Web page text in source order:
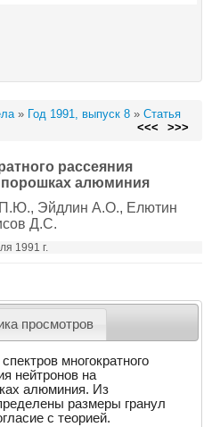
» Год 1991, выпуск 8 » Статья
<<< >>>
рассеяния
алюминия
, Эйдлин А.О., Елютин
Д.С.
1991 г.
просмотров
многократного
нейтронов на
алюминия. Из
размеры гранул
с теорией.